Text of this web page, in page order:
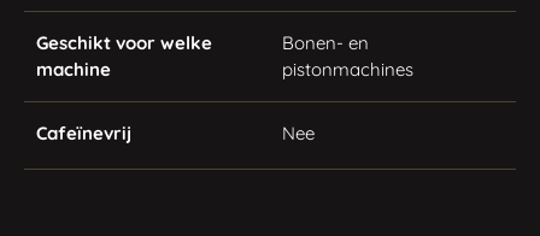
Geschikt voor welke
machine
Bonen- en
pistonmachines
Cafeïnevrij Nee